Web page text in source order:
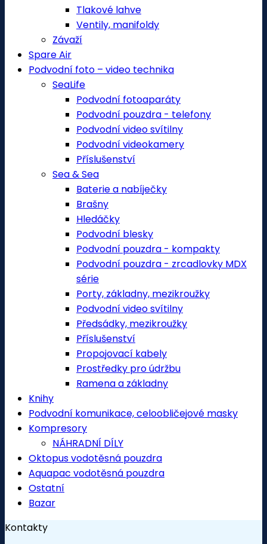
Tlakové lahve
Ventily, manifoldy
Závaží
Spare Air
Podvodní foto – video technika
SeaLife
Podvodní fotoaparáty
Podvodní pouzdra - telefony
Podvodní video svítilny
Podvodní videokamery
Příslušenství
Sea & Sea
Baterie a nabíječky
Brašny
Hledáčky
Podvodní blesky
Podvodní pouzdra - kompakty
Podvodní pouzdra - zrcadlovky MDX
série
Porty, základny, mezikroužky
Podvodní video svítilny
Předsádky, mezikroužky
Příslušenství
Propojovací kabely
Prostředky pro údržbu
Ramena a základny
Knihy
Podvodní komunikace, celoobličejové masky
Kompresory
NÁHRADNÍ DÍLY
Oktopus vodotěsná pouzdra
Aquapac vodotěsná pouzdra
Ostatní
Bazar
Kontakty